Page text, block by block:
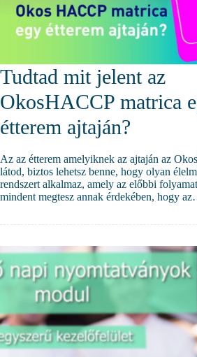
Tudtad mit jelent az
OkosHACCP matrica
étterem ajtaján?
Az az étterem amelyiknek az ajtaján az
látod, biztos lehetsz benne, hogy olyan
rendszert alkalmaz, amely az előbbi
mindent megtesz annak érdekében, hogy